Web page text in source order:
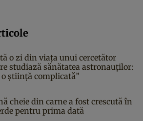
o zi din viața unui cercetător
studiază sănătatea astronauților:
o știință complicată”
cheie din carne a fost crescută în
pentru prima dată